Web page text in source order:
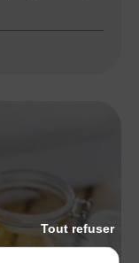
Tout refuser